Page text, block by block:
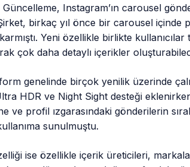
Instagram’ın carousel
birkaç yıl önce bir carousel içinde
Yeni özellikle birlikte
çok daha detaylı içerikler
genelinde birçok yenilik üzerinde
HDR ve Night Sight desteği
ve profil ızgarasındaki gönderilerin
sunulmuştu.
ise özellikle içerik üreticileri,